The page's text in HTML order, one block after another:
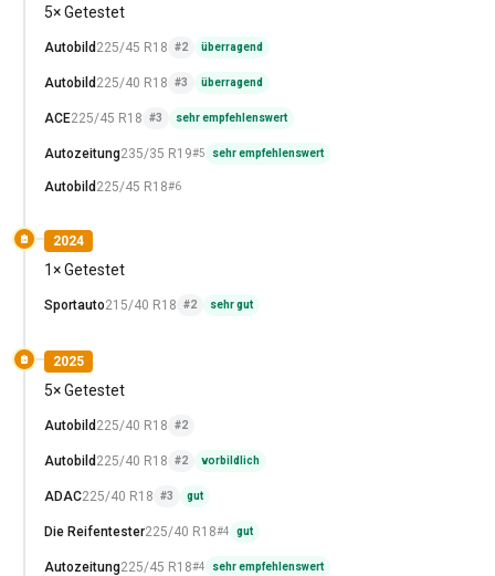
5× Getestet
Autobild 225/45 R18 #2 überragend
Autobild 225/40 R18 #3 überragend
ACE225/45 R18 #3 sehr empfehlenswert
Autozeitung235/35 R19#5 sehr empfehlenswert
Autobild 225/45 R18#6
2024
1× Getestet
Sportauto215/40 R18 #2 sehr gut
2025
5× Getestet
Autobild 225/40 R18 #2
Autobild 225/40 R18 #2 vorbildlich
ADAC225/40 R18 #3 gut
Die Reifentester225/40 R18#4 gut
Autozeitung225/45 R18#4 sehr empfehlenswert